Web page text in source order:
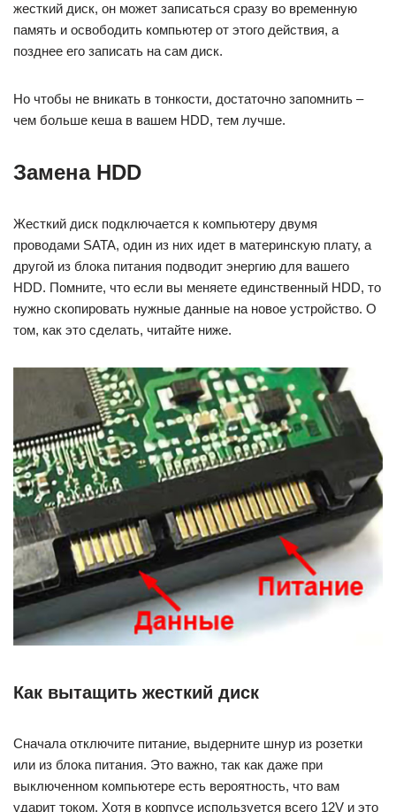
жесткий диск, он может записаться сразу во временную
память и освободить компьютер от этого действия, а
позднее его записать на сам диск.
Но чтобы не вникать в тонкости, достаточно запомнить –
чем больше кеша в вашем HDD, тем лучше.
Замена HDD
Жесткий диск подключается к компьютеру двумя
проводами SATA, один из них идет в материнскую плату, а
другой из блока питания подводит энергию для вашего
HDD. Помните, что если вы меняете единственный HDD, то
нужно скопировать нужные данные на новое устройство. О
том, как это сделать, читайте ниже.
Как вытащить жесткий диск
Сначала отключите питание, выдерните шнур из розетки
или из блока питания. Это важно, так как даже при
выключенном компьютере есть вероятность, что вам
ударит током. Хотя в корпусе используется всего 12V и это